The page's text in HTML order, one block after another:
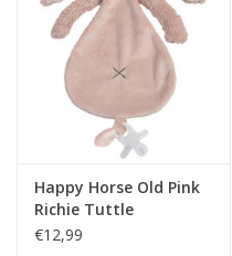
Happy Horse Old Pink
Richie Tuttle
€12,99